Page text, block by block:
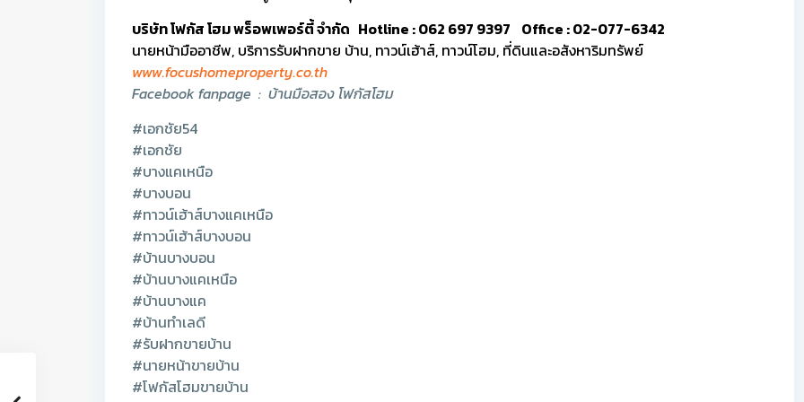
บริษัท โฟกัส โฮม พร็อพเพอร์ตี้ จำกัด Hotline : 062 697 9397 Office : 02-077-6342
นายหน้ามืออาชีพ, บริการรับฝากขาย บ้าน, ทาวน์เฮ้าส์, ทาวน์โฮม, ที่ดินและอสังหาริมทรัพย์
www.focushomeproperty.co.th
Facebook fanpage : บ้านมือสอง โฟกัสโฮม
#เอกชัย54
#เอกชัย
#บางแคเหนือ
#บางบอน
#ทาวน์เฮ้าส์บางแคเหนือ
#ทาวน์เฮ้าส์บางบอน
#บ้านบางบอน
#บ้านบางแคเหนือ
#บ้านบางแค
#บ้านทำเลดี
#รับฝากขายบ้าน
#นายหน้าขายบ้าน
#โฟกัสโฮมขายบ้าน